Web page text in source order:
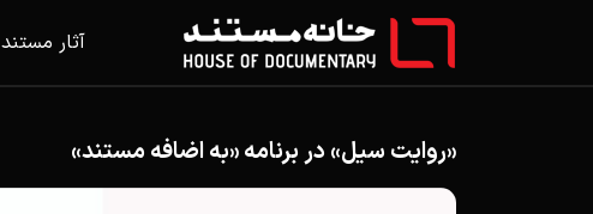
آثار مستند
«روایت سیل» در برنامه «به اضافه مستند»